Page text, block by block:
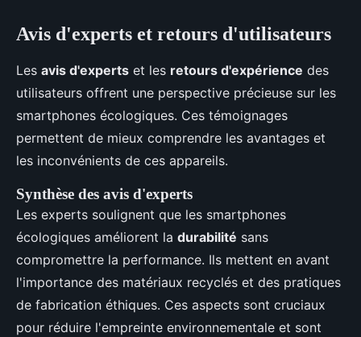
Avis d'experts et retours d'utilisateurs
Les avis d'experts et les retours d'expérience des
utilisateurs offrent une perspective précieuse sur les
smartphones écologiques. Ces témoignages
permettent de mieux comprendre les avantages et
les inconvénients de ces appareils.
Synthèse des avis d'experts
Les experts soulignent que les smartphones
écologiques améliorent la durabilité sans
compromettre la performance. Ils mettent en avant
l'importance des matériaux recyclés et des pratiques
de fabrication éthiques. Ces aspects sont cruciaux
pour réduire l'empreinte environnementale et sont